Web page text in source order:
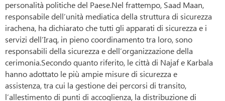
personalità politiche del Paese.Nel frattempo, Saad Maan,
responsabile dell’unità mediatica della struttura di sicurezza
irachena, ha dichiarato che tutti gli apparati di sicurezza e i
servizi dell’Iraq, in pieno coordinamento tra loro, sono
responsabili della sicurezza e dell’organizzazione della
cerimonia.Secondo quanto riferito, le città di Najaf e Karbala
hanno adottato le più ampie misure di sicurezza e
assistenza, tra cui la gestione dei percorsi di transito,
l’allestimento di punti di accoglienza, la distribuzione di